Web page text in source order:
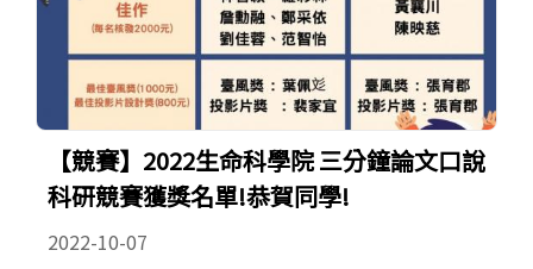
【競賽】2022生命科學院 三分鐘論文口說
科研競賽獲獎名單!恭賀同學!
2022-10-07